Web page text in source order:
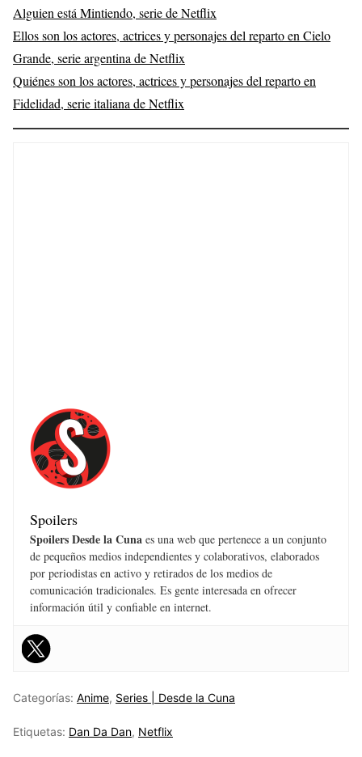
Alguien está Mintiendo, serie de Netflix
Ellos son los actores, actrices y personajes del reparto en Cielo
Grande, serie argentina de Netflix
Quiénes son los actores, actrices y personajes del reparto en
Fidelidad, serie italiana de Netflix
Spoilers
Spoilers Desde la Cuna es una web que pertenece a un conjunto
de pequeños medios independientes y colaborativos, elaborados
por periodistas en activo y retirados de los medios de
comunicación tradicionales. Es gente interesada en ofrecer
información útil y confiable en internet.
Categorías: Anime, Series | Desde la Cuna
Etiquetas: Dan Da Dan, Netflix